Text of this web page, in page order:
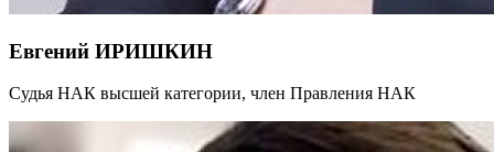
Евгений ИРИШКИН
Судья НАК высшей категории, член Правления НАК